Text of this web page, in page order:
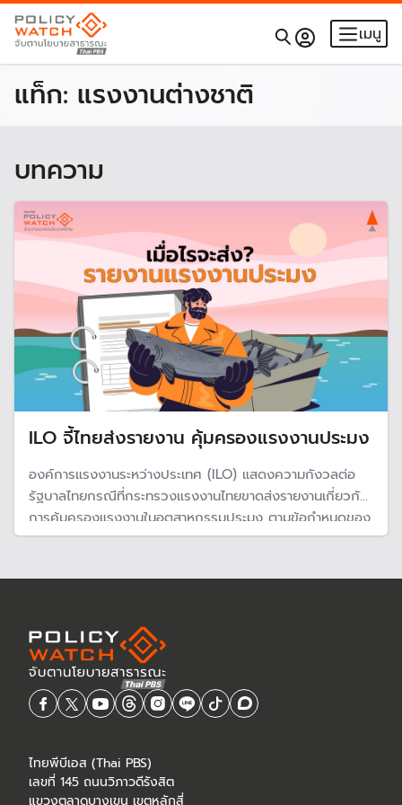
เมนู
แท็ก: แรงงานต่างชาติ
บทความ
ILO จี้ไทยส่งรายงาน คุ้มครองแรงงานประมง
องค์การแรงงานระหว่างประเทศ (ILO) แสดงความกังวลต่อ
รัฐบาลไทยกรณีที่กระทรวงแรงงานไทยขาดส่งรายงานเกี่ยวกับ
การคุ้มครองแรงงานในอุตสาหกรรมประมง ตามข้อกำหนดของ
อนุสัญญาแรงงานระหว่างประเทศ ขณะที่ไทยอยู่ระหว่างการแก้
บางมาตรา
ไทยพีบีเอส (Thai PBS)
เลขที่ 145 ถนนวิภาวดีรังสิต